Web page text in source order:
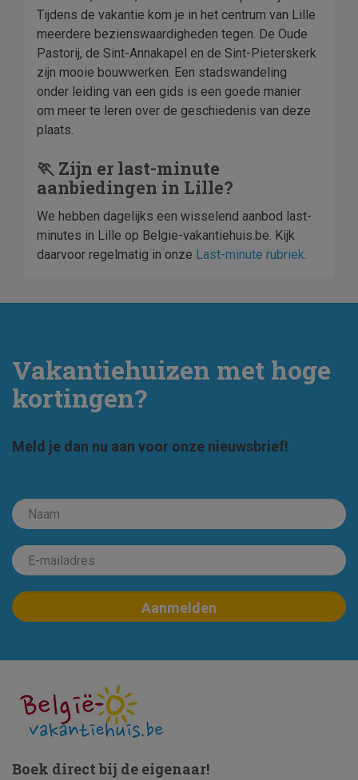
Tijdens de vakantie kom je in het centrum van Lille
meerdere bezienswaardigheden tegen. De Oude
Pastorij, de Sint-Annakapel en de Sint-Pieterskerk
zijn mooie bouwwerken. Een stadswandeling
onder leiding van een gids is een goede manier
om meer te leren over de geschiedenis van deze
plaats.
🏃 Zijn er last-minute
aanbiedingen in Lille?
We hebben dagelijks een wisselend aanbod last-
minutes in Lille op Belgie-vakantiehuis.be. Kijk
daarvoor regelmatig in onze Last-minute rubriek.
Vakantiehuizen met hoge
kortingen?
Meld je dan nu aan voor onze nieuwsbrief!
Boek direct bij de eigenaar!